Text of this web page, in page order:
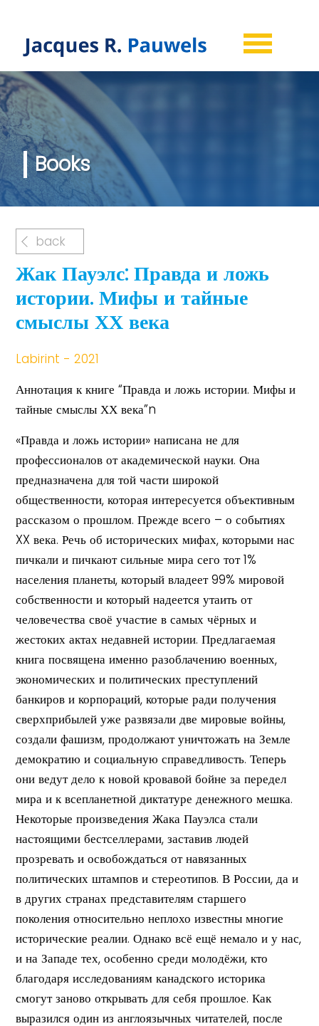
Books
back
Жак Пауэлс: Правда и ложь
истории. Мифы и тайные
смыслы ХХ века
Labirint - 2021
Аннотация к книге “Правда и ложь истории. Мифы и
тайные смыслы ХХ века”n
«Правда и ложь истории» написана не для
профессионалов от академической науки. Она
предназначена для той части широкой
общественности, которая интересуется объективным
рассказом о прошлом. Прежде всего – о событиях
XX века. Речь об исторических мифах, которыми нас
пичкали и пичкают сильные мира сего тот 1%
населения планеты, который владеет 99% мировой
собственности и который надеется утаить от
человечества своё участие в самых чёрных и
жестоких актах недавней истории. Предлагаемая
книга посвящена именно разоблачению военных,
экономических и политических преступлений
банкиров и корпораций, которые ради получения
сверхприбылей уже развязали две мировые войны,
создали фашизм, продолжают уничтожать на Земле
демократию и социальную справедливость. Теперь
они ведут дело к новой кровавой бойне за передел
мира и к всепланетной диктатуре денежного мешка.
Некоторые произведения Жака Пауэлса стали
настоящими бестселлерами, заставив людей
прозревать и освобождаться от навязанных
политических штампов и стереотипов. В России, да и
в других странах представителям старшего
поколения относительно неплохо известны многие
исторические реалии. Однако всё ещё немало и у нас,
и на Западе тех, особенно среди молодёжи, кто
благодаря исследованиям канадского историка
смогут заново открывать для себя прошлое. Как
выразился один из англоязычных читателей, после